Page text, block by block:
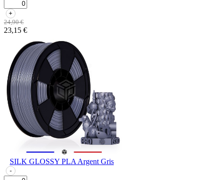
+
24,90 €
23,15 €
SILK GLOSSY PLA Argent Gris
-